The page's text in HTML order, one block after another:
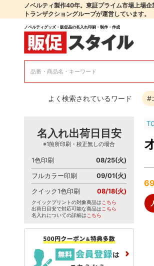
ノベルティ製作40年。東証プライム市場上場企
トランザクショングループが運営しています。
ノベルティグッズ・販促品の名入れ印刷・制作・作成
よく検索されているワード #
名入れ出荷日目安
※1箇所印刷・校正無しの場合
1色印刷 08/25(火)
フルカラー印刷 09/01(火)
クイック1色印刷 08/18(火)
クイックプリントの対象商品は こちら
出荷日目安で対応可能な商品は こちら
名入れについての詳細は こちら